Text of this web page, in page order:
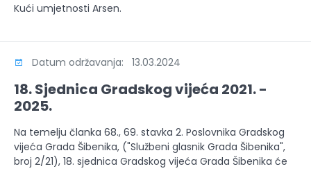
Kući umjetnosti Arsen.
Datum održavanja: 13.03.2024
18. Sjednica Gradskog vijeća 2021. -
2025.
Na temelju članka 68., 69. stavka 2. Poslovnika Gradskog
vijeća Grada Šibenika, ("Službeni glasnik Grada Šibenika",
broj 2/21), 18. sjednica Gradskog vijeća Grada Šibenika će